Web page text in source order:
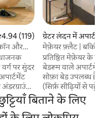
रेटिंग 5 में से 4.94, 119 समीक्षाएँ
4.94 (119)
कॉन और
पर सुंदर
पब,
की
ग्रेटर लंदन में अपार्टमेंट
मेफ़ेयर फ़्लैट | बकिंघम
प्रतिष्ठित मेफ़ेयर के
बेडरूम वाले अपार्टमेंट
सोफ़ा बेड उपलब्ध है।
(सिर्फ़ सीढ़ियों से
स्टेशन से सिर्फ़ 4 मिनट
बकिंघम पैलेस, हाइड
आसानी से पहुँचा जा
बिताने के लिए